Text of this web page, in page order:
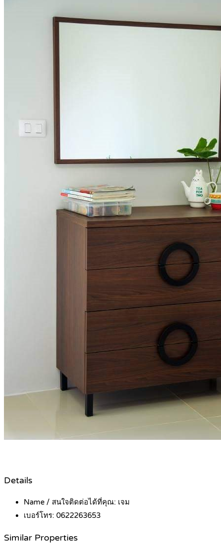
Details
Name / สนใจติดต่อได้ที่คุณ: เจม
เบอร์โทร: 0622263653
Similar Properties